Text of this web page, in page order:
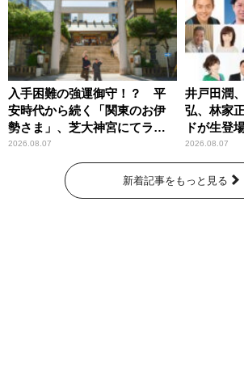
入手困難の強運御守！？ 平
安時代から続く「関東のお伊
勢さま」、芝大神宮にてラン
パンプスが合格祈願！
2026.08.07
井戸田潤
弘、林家
ドが生登
ー昼ズ』
2026.08.07
新着記事をもっと見る